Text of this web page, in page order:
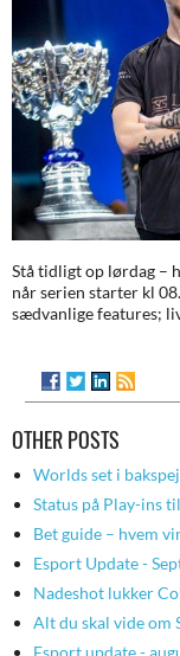
Stå tidligt op lørdag –
når serien starter kl
sædvanlige features;
OTHER POSTS
Worlds set i
Status på Play-ins
Bet guide – hvem
Esport Update -
Nadeshot lukker
Alt du skal vide om